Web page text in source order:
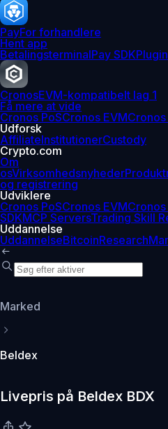
PayFor forhandlere
Hent app
BetalingsterminalPay SDK
CronosEVM-kompatibelt lag 1
Få mere at vide
Cronos PoSCronos EVM
Udforsk
AffiliateInstitutionerCustody
Crypto.com
Om
osVirksomhedsnyheder
og registrering
Udviklere
Cronos PoSCronos EVM
SDKMCP ServersTrading Skill
Uddannelse
UddannelseBitcoinResearch
Marked
Beldex
Livepris på Beldex BDX